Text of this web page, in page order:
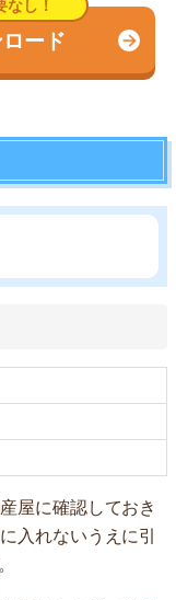
ード
屋に確認しておき
入れないうえに引